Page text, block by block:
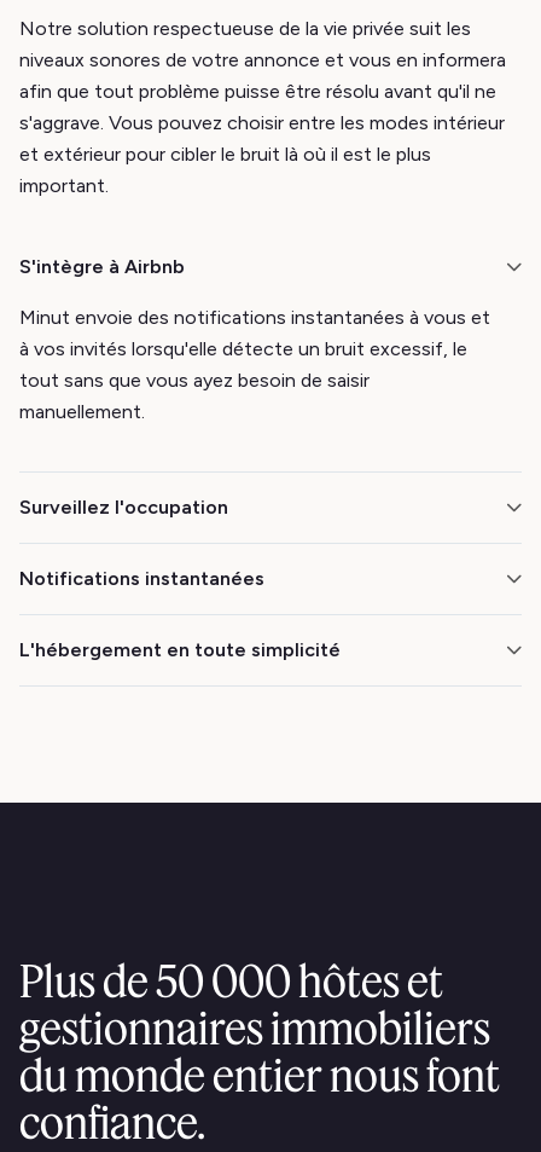
Notre solution respectueuse de la vie privée suit les
niveaux sonores de votre annonce et vous en informera
afin que tout problème puisse être résolu avant qu'il ne
s'aggrave. Vous pouvez choisir entre les modes intérieur
et extérieur pour cibler le bruit là où il est le plus
important.
S'intègre à Airbnb
Minut envoie des notifications instantanées à vous et
à vos invités lorsqu'elle détecte un bruit excessif, le
tout sans que vous ayez besoin de saisir
manuellement.
Surveillez l'occupation
votre annonce et vous alerte s'il augmente, vous
informant ainsi des éventuelles surcharges et des
fêtes.
Notifications instantanées
effectuée afin de pouvoir intervenir immédiatement.
L'hébergement en toute simplicité
Plus de 50 000 hôtes et
gestionnaires immobiliers
du monde entier nous font
confiance.